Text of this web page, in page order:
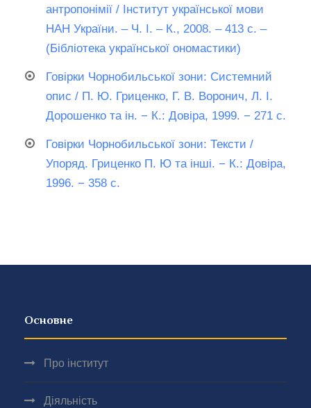
антропонімії / Інститут української мови
НАН України. ‒ Ч. I. ‒ К., 2008. ‒ 413 с. ‒
(Бібліотека української ономастики)
Говірки Чорнобильської зони: Системний
опис / П. Ю. Гриценко, Г. В. Воронич, Л. І.
Дорошенко та ін. − К.: Довіра, 1999. − 271 с.
Говірки Чорнобильської зони: Тексти /
Упоряд. Гриценко П. Ю та інші. − К.: Довіра,
1996. − 358 с.
Основне
Про інститут
Діяльність